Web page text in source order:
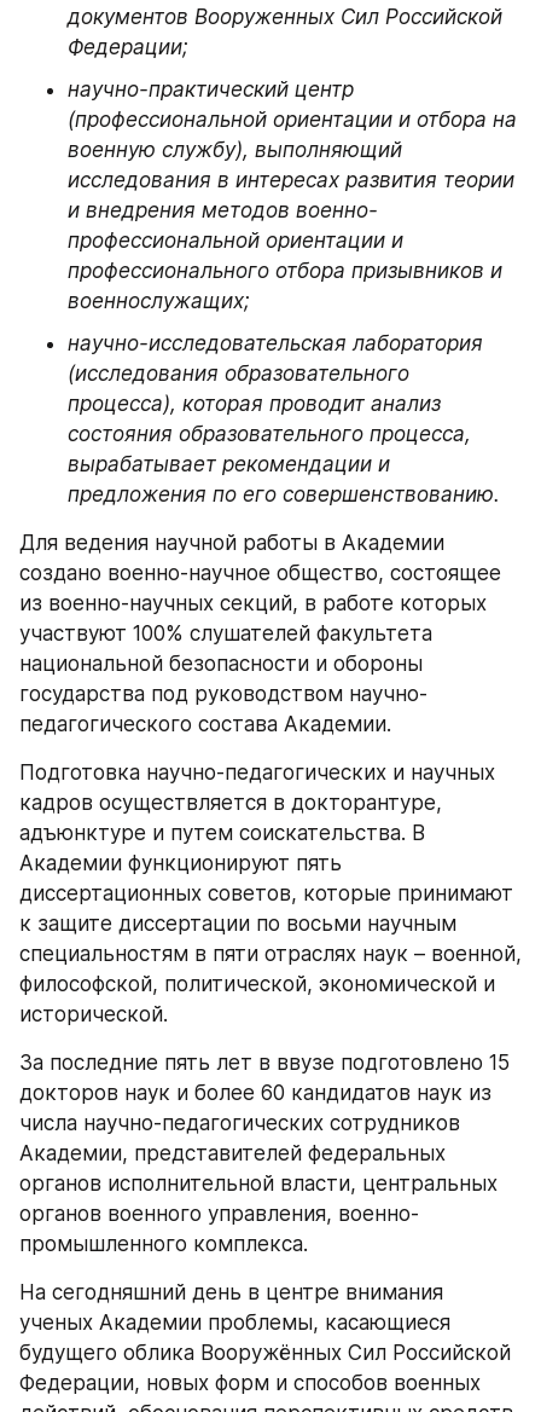
документов Вооруженных Сил Российской
Федерации;
научно-практический центр
(профессиональной ориентации и отбора на
военную службу), выполняющий
исследования в интересах развития теории
и внедрения методов военно-
профессиональной ориентации и
профессионального отбора призывников и
военнослужащих;
научно-исследовательская лаборатория
(исследования образовательного
процесса), которая проводит анализ
состояния образовательного процесса,
вырабатывает рекомендации и
предложения по его совершенствованию.
Для ведения научной работы в Академии
создано военно-научное общество, состоящее
из военно-научных секций, в работе которых
участвуют 100% слушателей факультета
национальной безопасности и обороны
государства под руководством научно-
педагогического состава Академии.
Подготовка научно-педагогических и научных
кадров осуществляется в докторантуре,
адъюнктуре и путем соискательства. В
Академии функционируют пять
диссертационных советов, которые принимают
к защите диссертации по восьми научным
специальностям в пяти отраслях наук – военной,
философской, политической, экономической и
исторической.
За последние пять лет в ввузе подготовлено 15
докторов наук и более 60 кандидатов наук из
числа научно-педагогических сотрудников
Академии, представителей федеральных
органов исполнительной власти, центральных
органов военного управления, военно-
промышленного комплекса.
На сегодняшний день в центре внимания
ученых Академии проблемы, касающиеся
будущего облика Вооружённых Сил Российской
Федерации, новых форм и способов военных